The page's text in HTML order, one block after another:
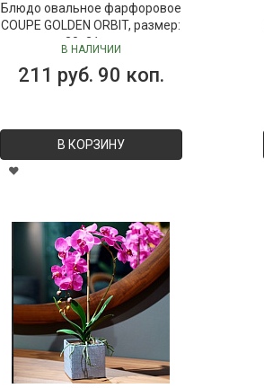
Блюдо овальное фарфоровое
COUPE GOLDEN ORBIT, размер:
30х21 см
В НАЛИЧИИ
211 руб. 90 коп.
В КОРЗИНУ